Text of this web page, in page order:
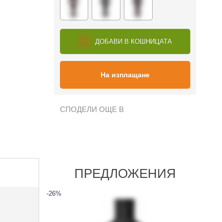
ДОБАВИ В КОШНИЦАТА
На изплащане
СПОДЕЛИ ОЩЕ В
ПРЕДЛОЖЕНИЯ
-26%